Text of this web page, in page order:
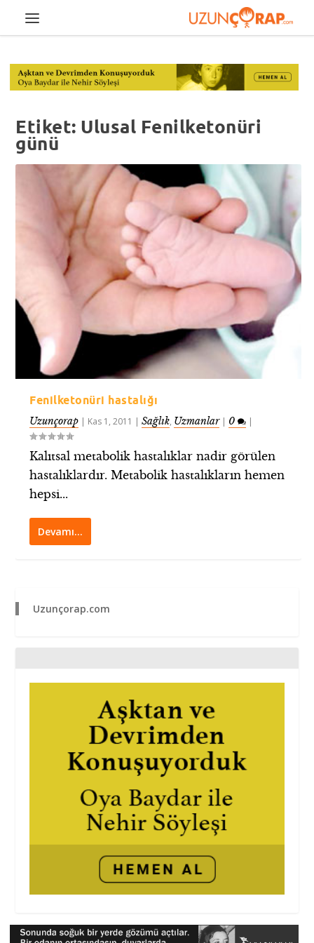
Etiket: Ulusal Fenilketonüri
günü
Fenilketonüri hastalığı
Uzunçorap | Kas 1, 2011 |Sağlık, Uzmanlar| 0 |
Kalıtsal metabolik hastalıklar nadir görülen
hastalıklardır. Metabolik hastalıkların hemen
hepsi...
Devamı…
Uzunçorap.com